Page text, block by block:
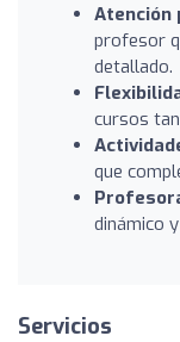
Atención
profesor
detallado.
cursos
que
dinámico
Servicios